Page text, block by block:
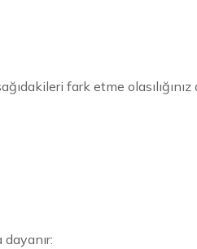
fark etme